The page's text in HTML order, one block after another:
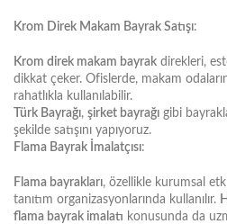
Krom Direk Makam Bayrak Satışı:
Krom direk makam bayrak direkleri,
dikkat çeker. Ofislerde, makam
rahatlıkla kullanılabilir.
Türk Bayrağı, şirket bayrağı gibi
şekilde satışını yapıyoruz.
Flama Bayrak İmalatçısı:
Flama bayrakları, özellikle kurumsal
tanıtım organizasyonlarında kullanılır.
flama bayrak imalatı konusunda da